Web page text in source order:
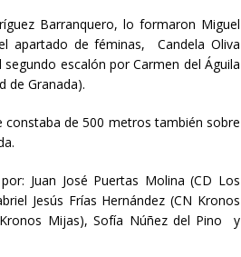
Barranquero, lo formaron Miguel
apartado de féminas, Candela Oliva
escalón por Carmen del Águila
de Granada).
de 500 metros también sobre
Juan José Puertas Molina (CD Los
Jesús Frías Hernández (CN Kronos
Mijas), Sofía Núñez del Pino y